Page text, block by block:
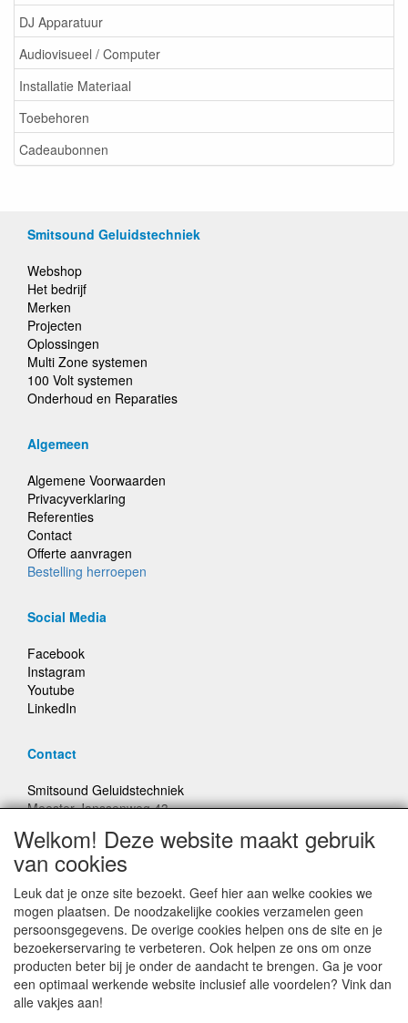
DJ Apparatuur
Audiovisueel / Computer
Installatie Materiaal
Toebehoren
Cadeaubonnen
Smitsound Geluidstechniek
Webshop
Het bedrijf
Merken
Projecten
Oplossingen
Multi Zone systemen
100 Volt systemen
Onderhoud en Reparaties
Algemeen
Algemene Voorwaarden
Privacyverklaring
Referenties
Contact
Offerte aanvragen
Bestelling herroepen
Social Media
Facebook
Instagram
Youtube
LinkedIn
Contact
Smitsound Geluidstechniek
Meester Janssenweg 43
E-mail: info@smitsound.nl
Telefoon: +31-(0)6-22256322
Bestellingen binnen Nederland, ongeacht gewicht, verstuurd
voor € 6,95
Prijzen inclusief 21% BTW, tenzij anders vermeldt
Welkom! Deze website maakt gebruik
van cookies
Leuk dat je onze site bezoekt. Geef hier aan welke cookies we
mogen plaatsen. De noodzakelijke cookies verzamelen geen
persoonsgegevens. De overige cookies helpen ons de site en je
bezoekerservaring te verbeteren. Ook helpen ze ons om onze
producten beter bij je onder de aandacht te brengen. Ga je voor
een optimaal werkende website inclusief alle voordelen? Vink dan
alle vakjes aan!